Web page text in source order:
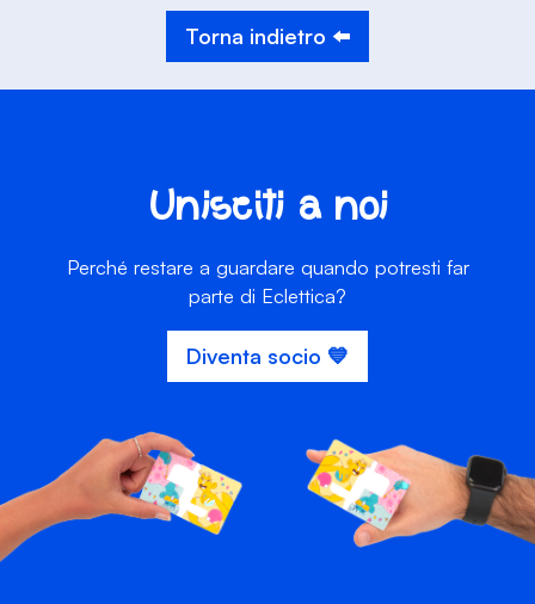
Torna indietro ⬅️
Unisciti a noi
Perché restare a guardare quando potresti far
parte di Eclettica?
Diventa socio 💙